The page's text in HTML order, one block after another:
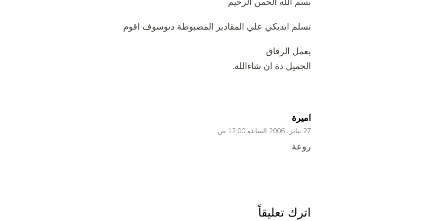
تسلم ايديكي علي المقادير المضبوطة دىوسوف اقوم
بعمل الرقاق
الجميل دة ان شاءالله.
اميرة
27 يناير، 2006 الساعة 12:00 ص
روعة
اترك تعليقاً